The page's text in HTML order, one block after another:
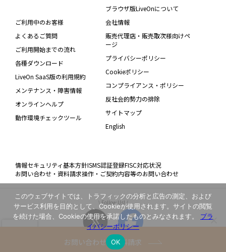
お問い合わせ・資料請求
ブラウザ版LiveOnについて
ご利用中のお客様
よくあるご質問
ご利用開始までの流れ
各種ダウンロード
LiveOn SaaS版の利用規約
メンテナンス・障害情報
オンラインヘルプ
動作環境チェックツール
会社情報
販売代理店・販売取次様向けペ
ージ
プライバシーポリシー
Cookieポリシー
コンプライアンス・ポリシー
反社会的勢力の排除
サイトマップ
English
情報セキュリティ基本方針ISMS認証登録FISC対応状況
お問い合わせ・資料請求操作・ご契約内容等のお問い合わせ
\ Follow Us! /
Copyright(C) JAPAN MEDIA SYSTEMS Corp. All rights reserved.
このウェブサイトでは、トラフィックの分析と広告の測定、および
サービス利用を目的として、Cookieが使用されます。サイトの閲覧
を続けた場合、Cookieの使用を承諾したものとみなされます。 プラ
イバシーポリシー
OK